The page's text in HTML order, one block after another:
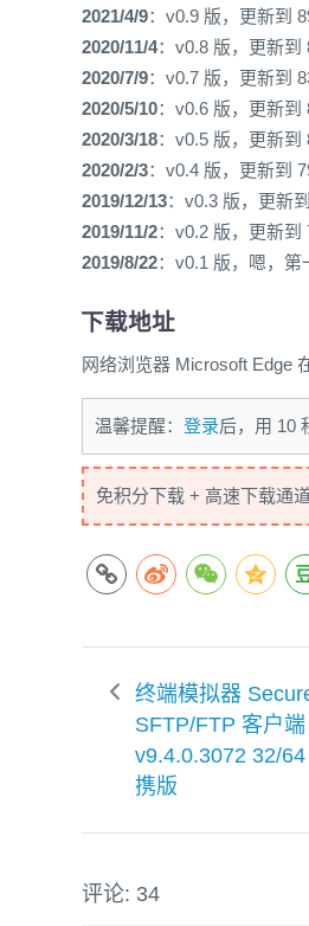
2021/4/9：v0.9 版，更新到
2020/11/4：v0.8 版，更新到
2020/7/9：v0.7 版，更新到
2020/5/10：v0.6 版，更新到
2020/3/18：v0.5 版，更新到
2020/2/3：v0.4 版，更新到
2019/12/13：v0.3 版，更新
2019/11/2：v0.2 版，更新到
2019/8/22：v0.1 版，嗯，第
下载地址
网络浏览器 Microsoft Edge
温馨提醒： 登录后，用 10
免积分下载 + 高速下载通道
终端模拟器
SFTP/FTP 客户
v9.4.0.3072 32/
携版
评论: 34